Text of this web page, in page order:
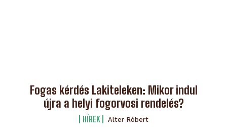
Fogas kérdés Lakiteleken: Mikor indul
újra a helyi fogorvosi rendelés?
HÍREK Alter Róbert